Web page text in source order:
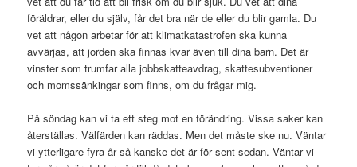
föräldrar, eller du själv, får det bra när de eller du blir gamla. Du
vet att någon arbetar för att klimatkatastrofen ska kunna
avvärjas, att jorden ska finnas kvar även till dina barn. Det är
vinster som trumfar alla jobbskatteavdrag, skattesubventioner
och momssänkingar som finns, om du frågar mig.
På söndag kan vi ta ett steg mot en förändring. Vissa saker kan
återställas. Välfärden kan räddas. Men det måste ske nu. Väntar
vi ytterligare fyra år så kanske det är för sent sedan. Väntar vi